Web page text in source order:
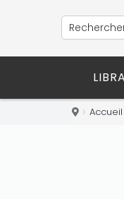
Accueil